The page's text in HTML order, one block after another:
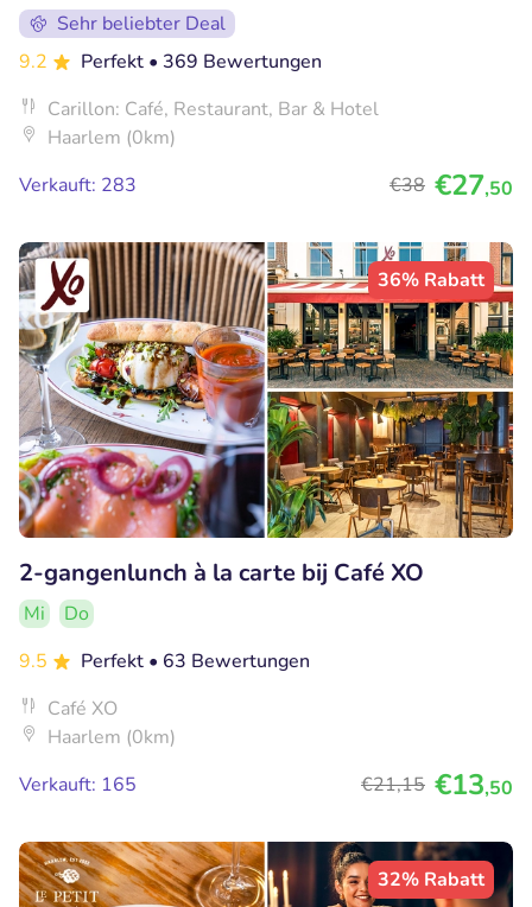
Sehr beliebter Deal
9.2
Perfekt • 369 Bewertungen
Carillon: Café, Restaurant, Bar & Hotel
Haarlem (0km)
Verkauft: 283
€38 €27,50
36% Rabatt
2-gangenlunch à la carte bij Café XO
Mi
Do
9.5
Perfekt • 63 Bewertungen
Café XO
Haarlem (0km)
Verkauft: 165
€21,15 €13,50
32% Rabatt